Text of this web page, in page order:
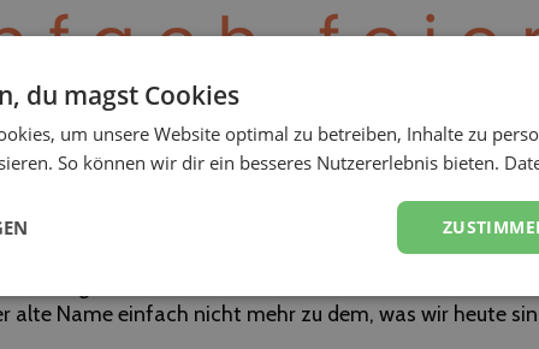
einen Namenswechsel
hat uns seit 2011 begleitet – entstanden aus
ist aus dem DJ-Team eine große, vielfältige
alte Name einfach nicht mehr zu dem, was wir heute
du magst Cookies
um unsere Website optimal zu betreiben, Inhalte zu
So können wir dir ein besseres Nutzererlebnis bieten.